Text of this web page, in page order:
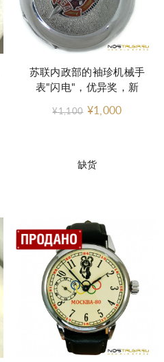
缺货
苏联内政部的袖珍机械手
表"闪电"，优异奖，新
¥1,100 ¥1,000